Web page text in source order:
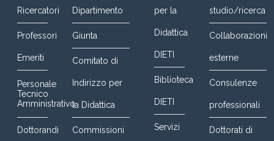
Ricercatori
Professori
Emeriti
Personale
Tecnico
Amministrativo
Dottorandi
Dipartimento
Giunta
Comitato di
Indirizzo per
la Didattica
Commissioni
per la
Didattica
DIETI
Biblioteca
DIETI
Servizi
studio/ricerca
Collaborazioni
esterne
Consulenze
professionali
Dottorati di